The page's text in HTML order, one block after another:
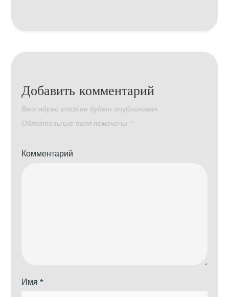
Добавить комментарий
Ваш адрес email не будет опубликован.
Обязательные поля помечены *
Комментарий
Имя*